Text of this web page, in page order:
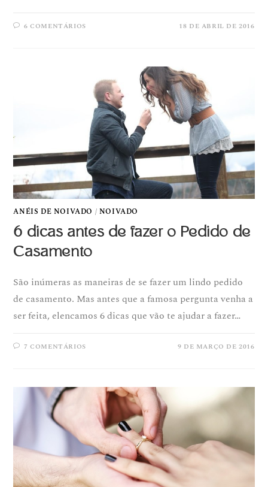
6 COMENTÁRIOS 18 DE ABRIL DE 2016
ANÉIS DE NOIVADO / NOIVADO
6 dicas antes de fazer o Pedido de
Casamento
São inúmeras as maneiras de se fazer um lindo pedido
de casamento. Mas antes que a famosa pergunta venha a
ser feita, elencamos 6 dicas que vão te ajudar a fazer…
7 COMENTÁRIOS 9 DE MARÇO DE 2016